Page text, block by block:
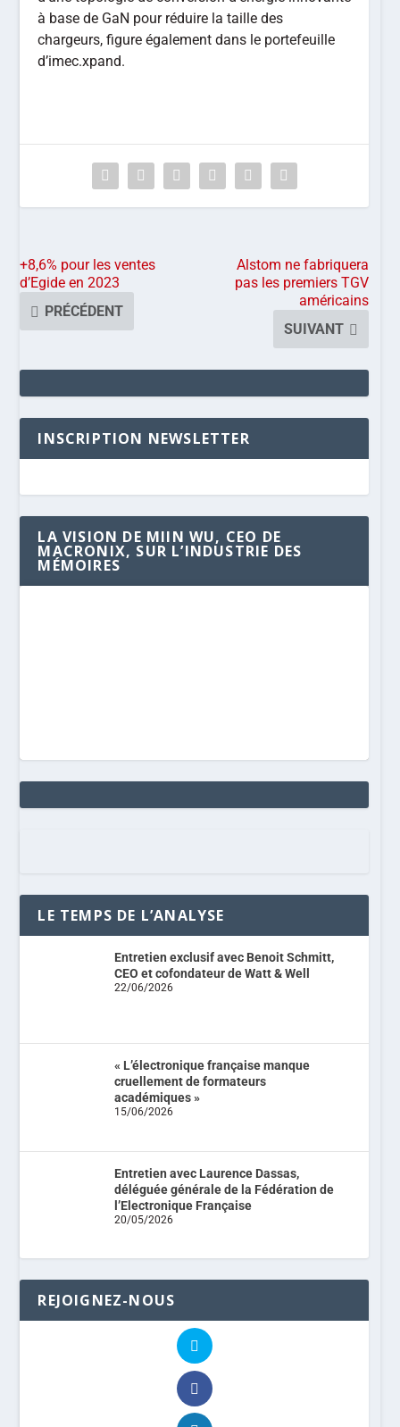
à base de GaN pour réduire la taille des
chargeurs, figure également dans le portefeuille
d’imec.xpand.
+8,6% pour les ventes
d’Egide en 2023
PRÉCÉDENT
Alstom ne fabriquera
pas les premiers TGV
américains
SUIVANT
INSCRIPTION NEWSLETTER
LA VISION DE MIIN WU, CEO DE
MACRONIX, SUR L’INDUSTRIE DES
MÉMOIRES
LE TEMPS DE L’ANALYSE
Entretien exclusif avec Benoit Schmitt,
CEO et cofondateur de Watt & Well
22/06/2026
« L’électronique française manque
cruellement de formateurs
académiques »
15/06/2026
Entretien avec Laurence Dassas,
déléguée générale de la Fédération de
l’Electronique Française
20/05/2026
REJOIGNEZ-NOUS